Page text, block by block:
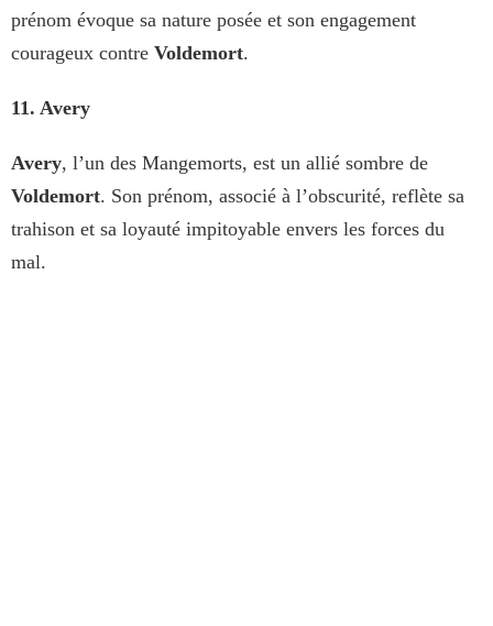
prénom évoque sa nature posée et son engagement
courageux contre Voldemort.
11. Avery
Avery, l’un des Mangemorts, est un allié sombre de
Voldemort. Son prénom, associé à l’obscurité, reflète sa
trahison et sa loyauté impitoyable envers les forces du
mal.